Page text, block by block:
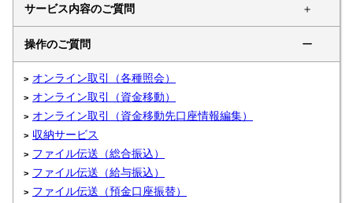
サービス内容のご質問 ＋
操作のご質問 ー
オンライン取引（各種照会）
オンライン取引（資金移動）
オンライン取引（資金移動先口座情報編集）
収納サービス
ファイル伝送（総合振込）
ファイル伝送（給与振込）
ファイル伝送（預金口座振替）